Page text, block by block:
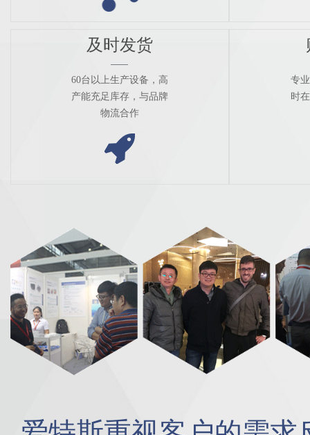
及时发货
60台以上生产设备，高
产能充足库存，与品牌
物流合作
专
时